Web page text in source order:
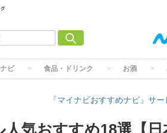
ビ 食品・ドリンク お酒
『マイナビおすすめナビ』サ
人気おすすめ18選【